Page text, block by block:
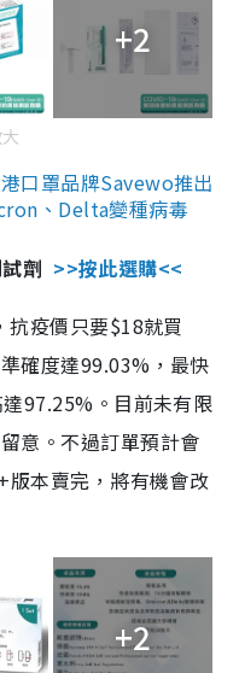
+2
口罩品牌Savewo推出
、Delta變種病毒
劑 >>按此選購<<
疫價只要$18就買
確度達99.03%，最快
97.25%。目前未有限
意。不過訂單預計會
本賣完，將有機會改
+2